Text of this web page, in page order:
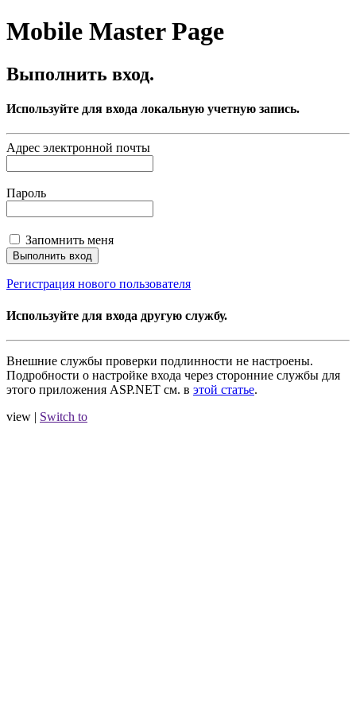
Mobile Master Page
Выполнить вход.
Используйте для входа локальную учетную запись.
Адрес электронной почты
Пароль
Запомнить меня
Регистрация нового пользователя
Используйте для входа другую службу.
Внешние службы проверки подлинности не настроены.
Подробности о настройке входа через сторонние службы для
этого приложения ASP.NET см. в этой статье.
view | Switch to